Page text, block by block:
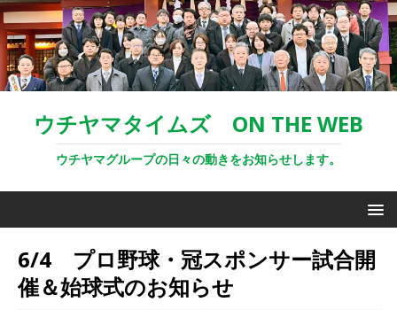
ウチヤマタイムズ ON THE WEB
ウチヤマグループの日々の動きをお知らせします。
6/4 プロ野球・冠スポンサー試合開
催＆始球式のお知らせ